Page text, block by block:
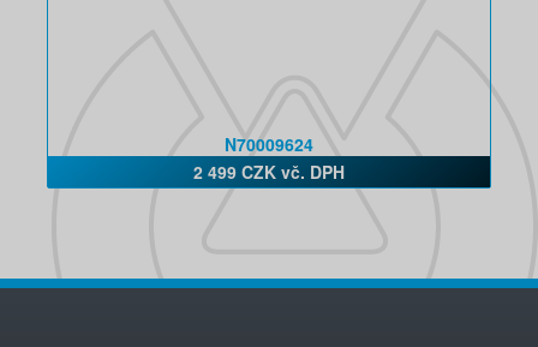
N70009624
2 499 CZK vč. DPH